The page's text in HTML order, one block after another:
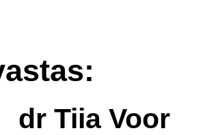
dr Tiia Voor